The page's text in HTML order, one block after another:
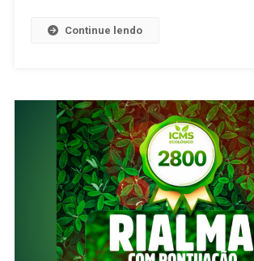
E
Preventiva
Continue lendo